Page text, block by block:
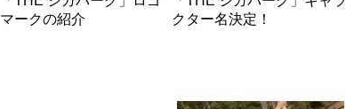
マークの紹介
クター名決定！